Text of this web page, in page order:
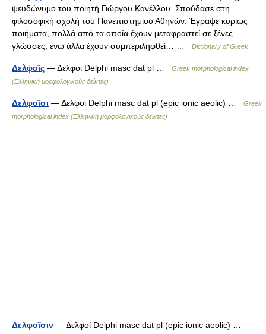
ψευδώνυμο του ποιητή Γιώργου Κανέλλου. Σπούδασε στη
φιλοσοφική σχολή του Πανεπιστημίου Αθηνών. Έγραψε κυρίως
ποιήματα, πολλά από τα οποία έχουν μεταφραστεί σε ξένες
γλώσσες, ενώ άλλα έχουν συμπεριληφθεί… …
Dictionary of Greek
Δελφοῖς — Δελφοί Delphi masc dat pl …
Greek morphological index
(Ελληνική μορφολογικούς δείκτες)
Δελφοῖσι — Δελφοί Delphi masc dat pl (epic ionic aeolic) …
Greek
morphological index (Ελληνική μορφολογικούς δείκτες)
Δελφοῖσιν — Δελφοί Delphi masc dat pl (epic ionic aeolic) …